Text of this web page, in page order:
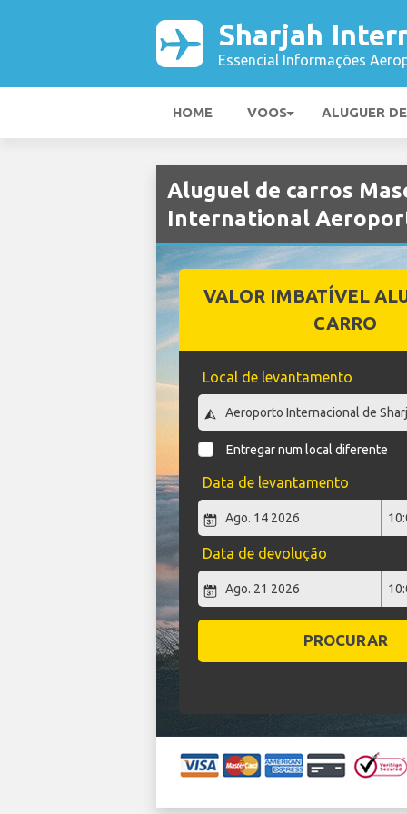
Sharjah
Essencial Informações
HOME VOOS ALUGUER
Aluguel de carros
International
VALOR IMBATÍVEL
CARRO
Local de levantamento
Entregar num local diferente
Data de levantamento
Data de devolução
PROCURAR